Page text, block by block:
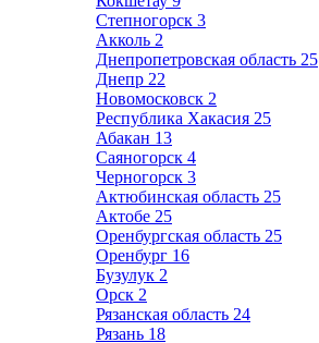
Степногорск 3
Акколь 2
Днепропетровская область 25
Днепр 22
Новомосковск 2
Республика Хакасия 25
Абакан 13
Саяногорск 4
Черногорск 3
Актюбинская область 25
Актобе 25
Оренбургская область 25
Оренбург 16
Бузулук 2
Орск 2
Рязанская область 24
Рязань 18